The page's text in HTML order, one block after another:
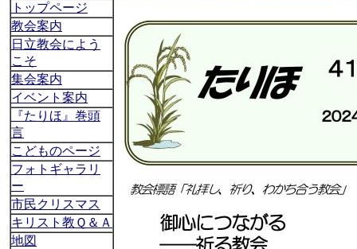
トップページ
教会案内
日立教会によう
こそ
集会案内
イベント案内
『たりほ』巻頭
言
こどものページ
フォトギャラリ
ー
市民クリスマス
キリスト教Ｑ＆Ａ
地図